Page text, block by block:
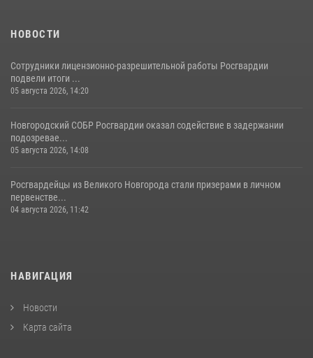
НОВОСТИ
Сотрудники лицензионно-разрешительной работы Росгвардии
подвели итоги ...
05 августа 2026, 14:20
Новгородский СОБР Росгвардии оказал содействие в задержании
подозревае...
05 августа 2026, 14:08
Росгвардейцы из Великого Новгорода стали призерами в личном
первенстве...
04 августа 2026, 11:42
НАВИГАЦИЯ
Новости
Карта сайта